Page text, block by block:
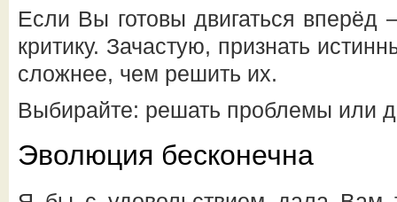
Если Вы готовы двигаться вперёд
критику. Зачастую, признать
сложнее, чем решить их.
Выбирайте: решать проблемы или
Эволюция бесконечна